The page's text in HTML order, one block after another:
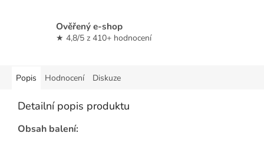
Ověřený e-shop
★ 4,8/5 z 410+ hodnocení
Popis Hodnocení Diskuze
Detailní popis produktu
Obsah balení: